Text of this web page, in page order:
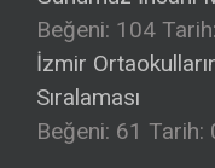
Beğeni: 104
İzmir
Sıralaması
Beğeni: 61 Tarih: